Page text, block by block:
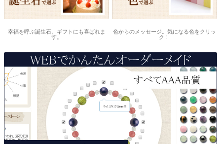
幸福を呼ぶ誕生石。ギフトにも喜ばれま
す。
色からのメッセージ。気になる色をクリッ
ク！